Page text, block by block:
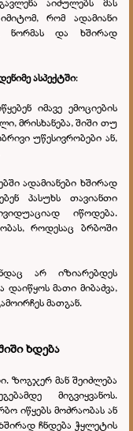
რომ ადამიანი
ნორმას და ხშირად
ასპექტში:
იმავე ემოციების
მრისხანება, შიში თუ
უწესივრობები ან,
ადამიანები ხშირად
პასუხს თავიანთი
იწოდება.
როდესაც ბრბოში
არ იზიარებდეს
დაიწყოს მათი მიბაძვა,
მათგან.
ხდება
ზოგჯერ მან შეიძლება
მიგვიყვანოს.
იწყებს მოძრაობას ან
ჩნდება ჭყლეტის